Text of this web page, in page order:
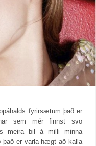
fyrirsætum það er
sem mér finnst svo
meira bil á milli minna
það er varla hægt að kalla